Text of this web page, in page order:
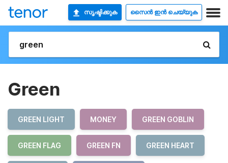
സൃഷ്ടിക്കുക സൈൻ ഇൻ ചെയ്യുക
Green
GREEN LIGHT MONEY GREEN GOBLIN
GREEN FLAG GREEN FN GREEN HEART